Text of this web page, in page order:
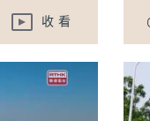
收看